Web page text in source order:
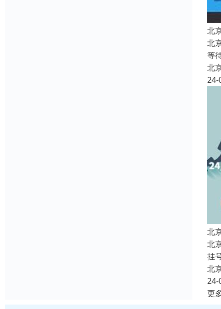
北
北
等
北
24-
北
北
挂
北
24-
更